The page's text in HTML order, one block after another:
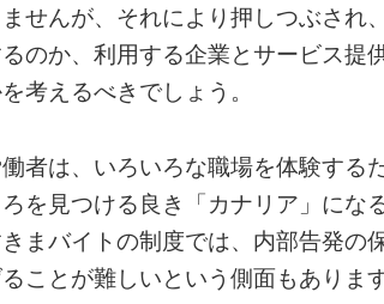
せんが、それにより押しつぶされ
のか、利用する企業とサービス提
考えるべきでしょう。
者は、いろいろな職場を体験する
を見つける良き「カナリア」にな
まバイトの制度では、内部告発の
ことが難しいという側面もありま